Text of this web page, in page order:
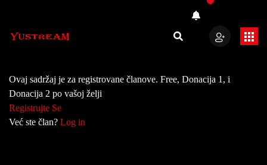
Ovaj sadržaj je za registrovane članove. Free, Donacija 1, i
Donacija 2 po vašoj želji
Registrujte Se
Već ste član? Log in